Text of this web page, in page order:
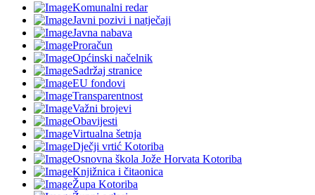
Komunalni redar
Javni pozivi i natječaji
Javna nabava
Proračun
Općinski načelnik
Sadržaj stranice
EU fondovi
Transparentnost
Važni brojevi
Obavijesti
Virtualna šetnja
Dječji vrtić Kotoriba
Osnovna škola Jože Horvata Kotoriba
Knjižnica i čitaonica
Župa Kotoriba